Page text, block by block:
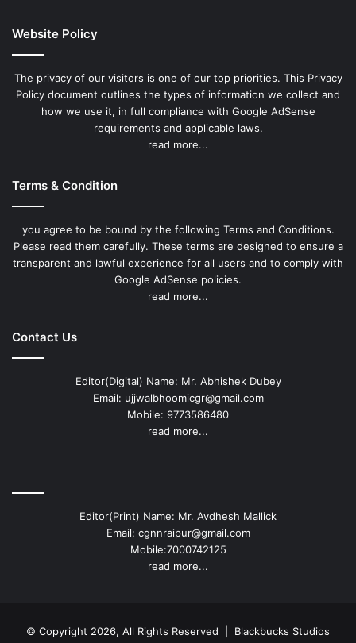
Website Policy
The privacy of our visitors is one of our top priorities. This Privacy
Policy document outlines the types of information we collect and
how we use it, in full compliance with Google AdSense
requirements and applicable laws.
read more...
Terms & Condition
you agree to be bound by the following Terms and Conditions.
Please read them carefully. These terms are designed to ensure a
transparent and lawful experience for all users and to comply with
Google AdSense policies.
read more...
Contact Us
Editor(Digital) Name: Mr. Abhishek Dubey
Email: ujjwalbhoomicgr@gmail.com
Mobile: 9773586480
read more...
Editor(Print) Name: Mr. Avdhesh Mallick
Email: cgnnraipur@gmail.com
Mobile:7000742125
read more...
© Copyright 2026, All Rights Reserved | Blackbucks Studios